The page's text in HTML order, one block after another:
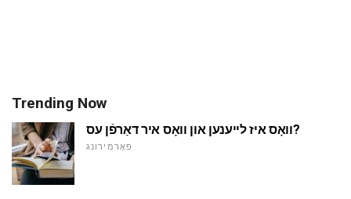
Trending Now
וואָס איז לייענען און וואָס איר דאַרפֿן עס?
פאָרמירונג